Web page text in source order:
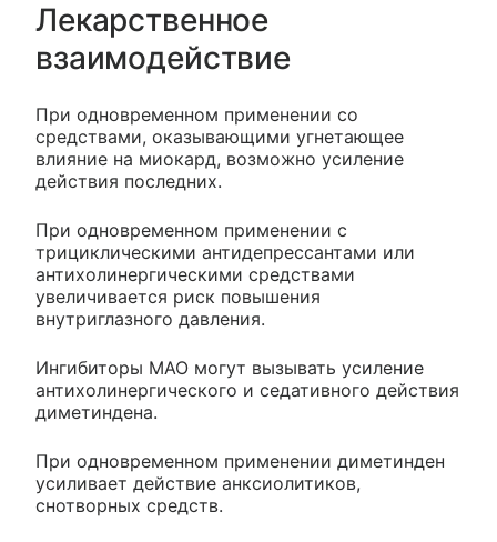
Лекарственное
взаимодействие
При одновременном применении со
средствами, оказывающими угнетающее
влияние на миокард, возможно усиление
действия последних.
При одновременном применении с
трициклическими антидепрессантами или
антихолинергическими средствами
увеличивается риск повышения
внутриглазного давления.
Ингибиторы МАО могут вызывать усиление
антихолинергического и седативного действия
диметиндена.
При одновременном применении диметинден
усиливает действие анксиолитиков,
снотворных средств.